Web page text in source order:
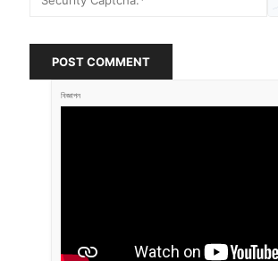
POST COMMENT
বিজ্ঞাপন